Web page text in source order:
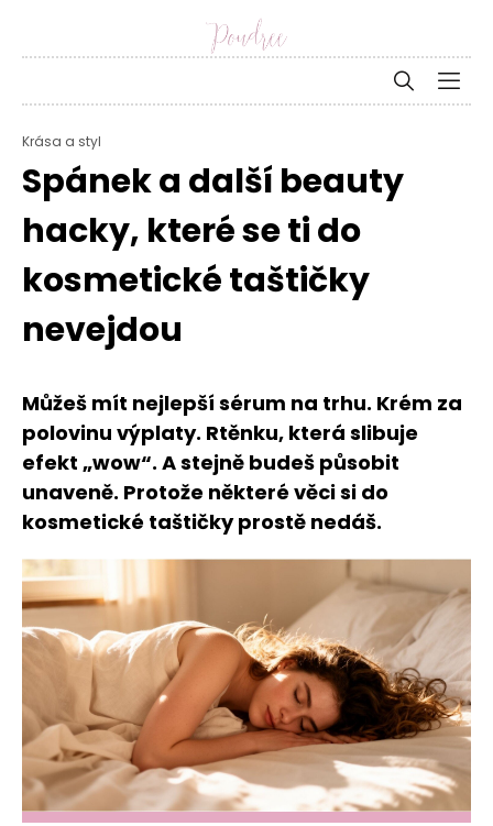
Krása a styl
Spánek a další beauty
hacky, které se ti do
kosmetické taštičky
nevejdou
Můžeš mít nejlepší sérum na trhu. Krém za
polovinu výplaty. Rtěnku, která slibuje
efekt „wow“. A stejně budeš působit
unaveně. Protože některé věci si do
kosmetické taštičky prostě nedáš.